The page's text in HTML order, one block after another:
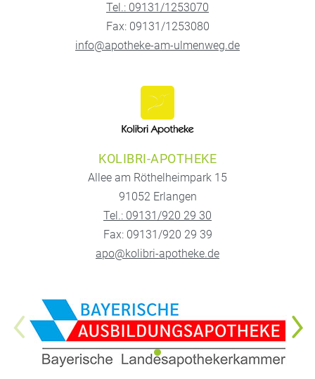
Tel.: 09131/1253070
Fax: 09131/1253080
info@apotheke-am-ulmenweg.de
KOLIBRI-APOTHEKE
Allee am Röthelheimpark 15
91052 Erlangen
Tel.: 09131/920 29 30
Fax: 09131/920 29 39
apo@kolibri-apotheke.de